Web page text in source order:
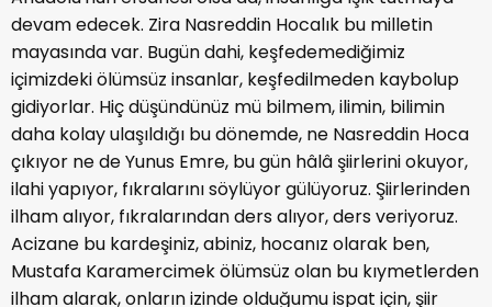
devam edecek. Zira Nasreddin Hocalık bu milletin
mayasında var. Bugün dahi, keşfedemediğimiz
içimizdeki ölümsüz insanlar, keşfedilmeden kaybolup
gidiyorlar. Hiç düşündünüz mü bilmem, ilimin, bilimin
daha kolay ulaşıldığı bu dönemde, ne Nasreddin Hoca
çıkıyor ne de Yunus Emre, bu gün hâlâ şiirlerini okuyor,
ilahi yapıyor, fıkralarını söylüyor gülüyoruz. Şiirlerinden
ilham alıyor, fıkralarından ders alıyor, ders veriyoruz.
Acizane bu kardeşiniz, abiniz, hocanız olarak ben,
Mustafa Karamercimek ölümsüz olan bu kıymetlerden
ilham alarak, onların izinde olduğumu ispat için, şiir